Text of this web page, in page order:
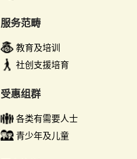
服务范畴
教育及培训
社创支援培育
受惠组群
各类有需要人士
青少年及儿童